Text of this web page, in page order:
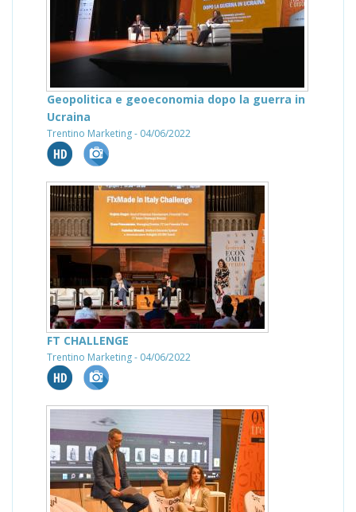
Geopolitica e geoeconomia dopo la guerra in
Ucraina
Trentino Marketing - 04/06/2022
FT CHALLENGE
Trentino Marketing - 04/06/2022